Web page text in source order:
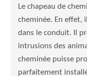
Le chapeau de
cheminée. En effet,
dans le conduit. Il
intrusions des
cheminée puisse
parfaitement